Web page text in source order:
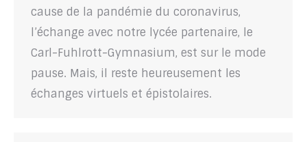
cause de la pandémie du coronavirus,
l’échange avec notre lycée partenaire, le
Carl-Fuhlrott-Gymnasium, est sur le mode
pause. Mais, il reste heureusement les
échanges virtuels et épistolaires.